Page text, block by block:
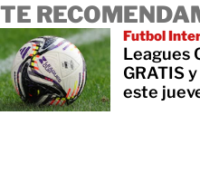
TE
Futbol
Leagues
GRATIS
este